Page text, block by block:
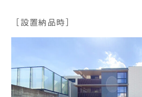
［設置納品時］